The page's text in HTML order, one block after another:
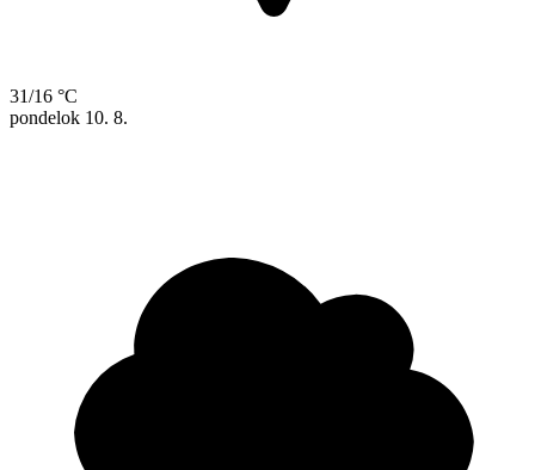
31/16 °C
pondelok 10. 8.